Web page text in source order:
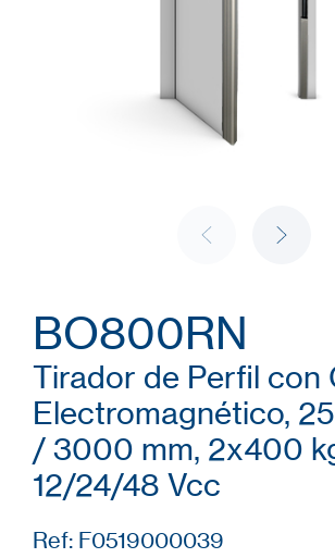
BO800RN
Tirador de Perfil con
Electromagnético,
/ 3000 mm, 2x400
12/24/48 Vcc
Ref: F0519000039